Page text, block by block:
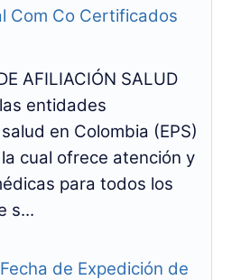
Com Co Certificados
AFILIACIÓN SALUD
entidades
en Colombia (EPS)
cual ofrece atención y
para todos los
s...
de Expedición de